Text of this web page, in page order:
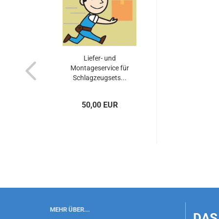
Liefer- und
Montageservice für
Schlagzeugsets...
50,00 EUR
MEHR ÜBER...